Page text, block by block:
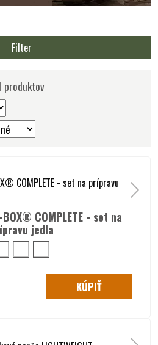
Filter
produktov
COMPLETE - set na
jedla
KÚPIŤ